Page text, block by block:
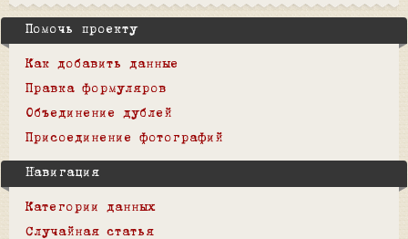
Помочь проекту
Как добавить данные
Правка формуляров
Объединение дублей
Присоединение фотографий
Навигация
Категории данных
Случайная статья